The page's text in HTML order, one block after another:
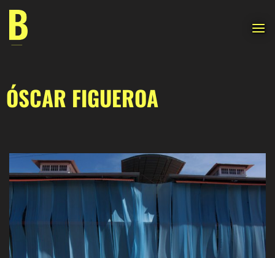
Saltar
contenido
ÓSCAR FIGUEROA